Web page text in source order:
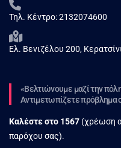
Τηλ. Κέντρο:2132074600
Ελ. Βενιζέλου 200,
«Βελτιώνουμε μαζί την
Αντιμετωπίζετε πρόβλημα
Καλέστε στο 1567 (χρέωση
παρόχου σας).